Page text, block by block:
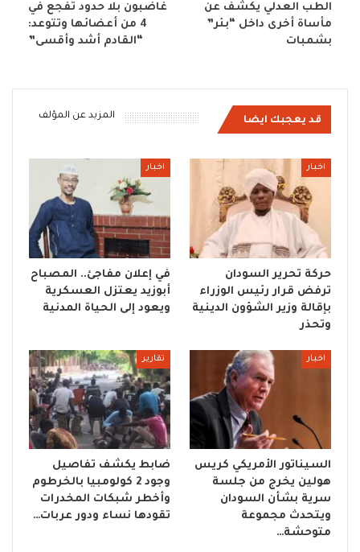
الطب العدلي يكشف عن
مأساة أخرى داخل “بئر”
بشمبات
غاضبون بلا حدود تفجع في
4 من أعضائها وتتوعد:
“القادم أشد وأقسى”
قد يعجبك ايضا المزيد عن المؤلف
اخبار
حركة تحرير السودان
ترفض قرار رئيس الوزراء
بإقالة وزير الشؤون الدينية
وتحذر
اخبار
في إعلان مفاجئ.. المصباح
أبوزيد يعتزل العسكرية
ويعود إلى الحياة المدنية
اخبار
السيناتور الأمريكي كريس
هولين يخرج من جلسة
سرية بشأن السودان
ويتحدث مجموعة
متوحشة…
تقارير
ضابط يكشف تفاصيل
وجود 2 كولومبيا بالخرطوم
وأخطر شبكات المخدرات
تقودها نساء ودور عربات…